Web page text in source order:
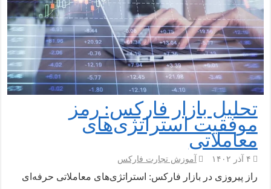
تحلیل بازار فارکس: رمز
موفقیت استراتژی‌های
معاملاتی
۴ آذر ۱۴۰۲ آموزش تجارت فارکس
راز پیروزی در بازار فارکس: استراتژی‌های معاملاتی حرفه‌ای